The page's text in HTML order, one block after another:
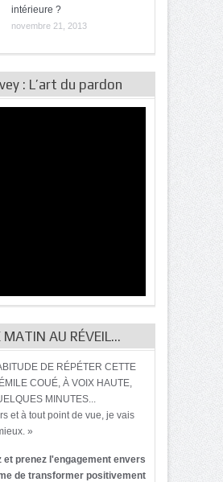
intérieure ?
novembre 21, 2013
: L’art du pardon
MATIN AU RÉVEIL…
DE RÉPÉTER CETTE
COUÉ, À VOIX HAUTE,
MINUTES...
et à tout point de vue, je vais
»
et prenez l'engagement envers
de transformer positivement